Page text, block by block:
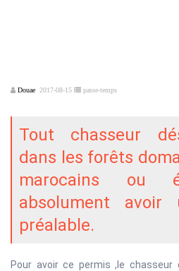
Douae 2017-08-15 passe-temps
Tout chasseur
dans les forêts
marocains ou
absolument
préalable.
Pour avoir ce permis ,le chasseur